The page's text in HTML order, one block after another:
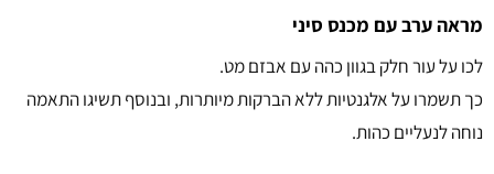
מראה ערב עם מכנס סיני
לכו על עור חלק בגוון כהה עם אבזם מט.
כך תשמרו על אלגנטיות ללא הברקות מיותרות, ובנוסף תשיגו התאמה
נוחה לנעליים כהות.